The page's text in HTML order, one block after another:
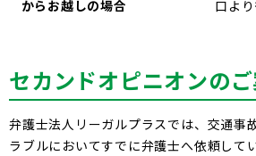
からお越しの場合 口よ
セカンドオピニオンの
弁護士法人リーガルプラスでは、交通事
ラブルにおいてすでに弁護士へ依頼して